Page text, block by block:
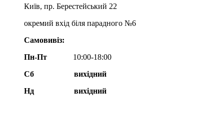
Київ, пр. Берестейський 22
окремий вхід біля парадного №6
Самовивіз:
Пн-Пт
10:00-18:00
Сб
вихідний
Нд
вихідний